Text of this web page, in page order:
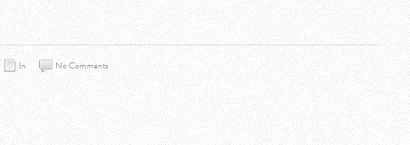
In No Comments